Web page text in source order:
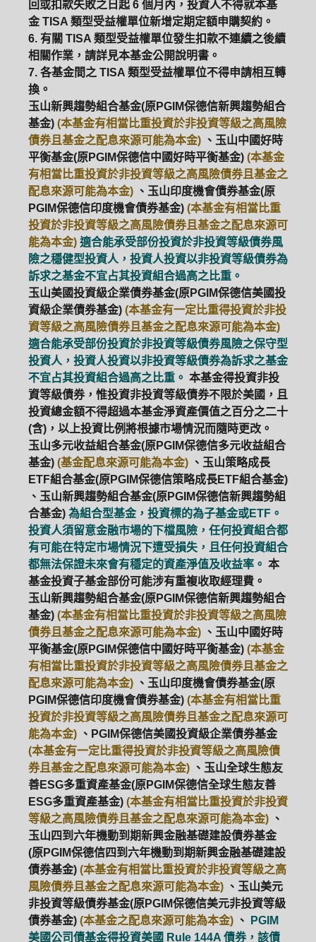
回或扣款失敗之日起 6 個月內，投資人不得就本基
金 TISA 類型受益權單位新增定期定額申購契約。
6. 有關 TISA 類型受益權單位發生扣款不連續之後續
相關作業，請詳見本基金公開說明書。
7. 各基金間之 TISA 類型受益權單位不得申請相互轉
換。
玉山新興趨勢組合基金(原PGIM保德信新興趨勢組合
基金) (本基金有相當比重投資於非投資等級之高風險
債券且基金之配息來源可能為本金) 、玉山中國好時
平衡基金(原PGIM保德信中國好時平衡基金) (本基金
有相當比重投資於非投資等級之高風險債券且基金之
配息來源可能為本金) 、玉山印度機會債券基金(原
PGIM保德信印度機會債券基金) (本基金有相當比重
投資於非投資等級之高風險債券且基金之配息來源可
能為本金) 適合能承受部份投資於非投資等級債券風
險之穩健型投資人，投資人投資以非投資等級債券為
訴求之基金不宜占其投資組合過高之比重。
玉山美國投資級企業債券基金(原PGIM保德信美國投
資級企業債券基金) (本基金有一定比重得投資於非投
資等級之高風險債券且基金之配息來源可能為本金)
適合能承受部份投資於非投資等級債券風險之保守型
投資人，投資人投資以非投資等級債券為訴求之基金
不宜占其投資組合過高之比重。 本基金得投資非投
資等級債券，惟投資非投資等級債券不限於美國，且
投資總金額不得超過本基金淨資產價值之百分之二十
(含)，以上投資比例將根據市場情況而隨時更改。
玉山多元收益組合基金(原PGIM保德信多元收益組合
基金) (基金配息來源可能為本金) 、玉山策略成長
ETF組合基金(原PGIM保德信策略成長ETF組合基金)
、玉山新興趨勢組合基金(原PGIM保德信新興趨勢組
合基金) 為組合型基金，投資標的為子基金或ETF。
投資人須留意金融市場的下檔風險，任何投資組合都
有可能在特定市場情況下遭受損失，且任何投資組合
都無法保證未來會有穩定的資產淨值及收益率。 本
基金投資子基金部份可能涉有重複收取經理費。
玉山新興趨勢組合基金(原PGIM保德信新興趨勢組合
基金) (本基金有相當比重投資於非投資等級之高風險
債券且基金之配息來源可能為本金) 、玉山中國好時
平衡基金(原PGIM保德信中國好時平衡基金) (本基金
有相當比重投資於非投資等級之高風險債券且基金之
配息來源可能為本金) 、玉山印度機會債券基金(原
PGIM保德信印度機會債券基金) (本基金有相當比重
投資於非投資等級之高風險債券且基金之配息來源可
能為本金) 、PGIM保德信美國投資級企業債券基金
(本基金有一定比重得投資於非投資等級之高風險債
券且基金之配息來源可能為本金) 、玉山全球生態友
善ESG多重資產基金(原PGIM保德信全球生態友善
ESG多重資產基金) (本基金有相當比重投資於非投資
等級之高風險債券且基金之配息來源可能為本金) 、
玉山四到六年機動到期新興金融基礎建設債券基金
(原PGIM保德信四到六年機動到期新興金融基礎建設
債券基金) (本基金有相當比重投資於非投資等級之高
風險債券且基金之配息來源可能為本金) 、玉山美元
非投資等級債券基金(原PGIM保德信美元非投資等級
債券基金) (本基金之配息來源可能為本金) 、
PGIM
美國公司債基金得投資美國 Rule 144A 債券，該債